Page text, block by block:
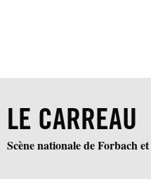
LE CARREAU
Scène nationale de Forbach